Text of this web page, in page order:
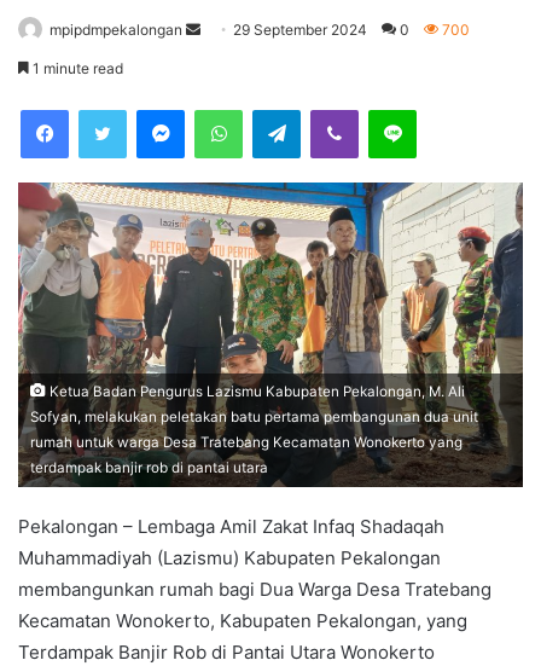
mpipdmpekalongan
e
m
a
29 September 2024 0 700
1 minute read
Telegram
Ketua Badan Pengurus Lazismu Kabupaten Pekalongan, M. Ali
Sofyan, melakukan peletakan batu pertama pembangunan dua unit
rumah untuk warga Desa Tratebang Kecamatan Wonokerto yang
terdampak banjir rob di pantai utara
Pekalongan – Lembaga Amil Zakat Infaq Shadaqah
Muhammadiyah (Lazismu) Kabupaten Pekalongan
membangunkan rumah bagi Dua Warga Desa Tratebang
Kecamatan Wonokerto, Kabupaten Pekalongan, yang
Terdampak Banjir Rob di Pantai Utara Wonokerto